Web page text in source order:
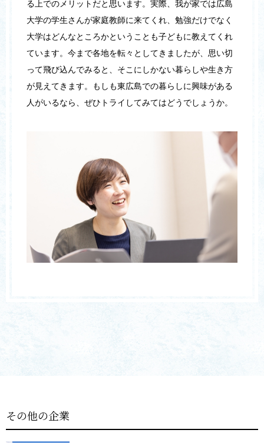
その他の企業
る上でのメリットだと思います。実際、我が家では広島
大学の学生さんが家庭教師に来てくれ、勉強だけでなく
大学はどんなところかということも子どもに教えてくれ
ています。今まで各地を転々としてきましたが、思い切
って飛び込んでみると、そこにしかない暮らしや生き方
が見えてきます。もしも東広島での暮らしに興味がある
人がいるなら、ぜひトライしてみてはどうでしょうか。